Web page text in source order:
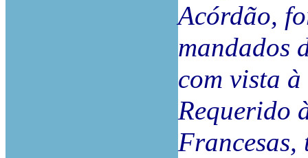
Acórdão,
mandados
com vista
Requerido
Francesas,